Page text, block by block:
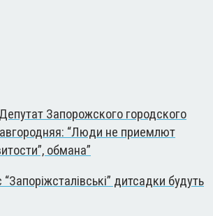
Депутат Запорожского городского
“Люди не приемлют
обмана”
“Запоріжсталівські” дитсадки будуть